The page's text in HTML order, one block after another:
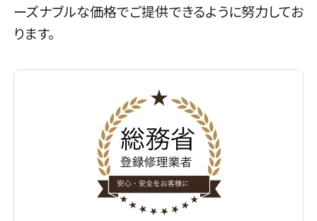
ーズナブルな価格でご提供できるように努力してお
ります。